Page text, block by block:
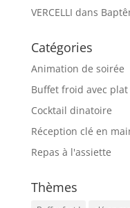
VERCELLI dans
Catégories
Animation de soirée
Buffet froid avec
Cocktail dinatoire
Réception clé en
Repas à l'assiette
Thèmes